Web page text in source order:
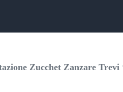
Zucchet Zanzare